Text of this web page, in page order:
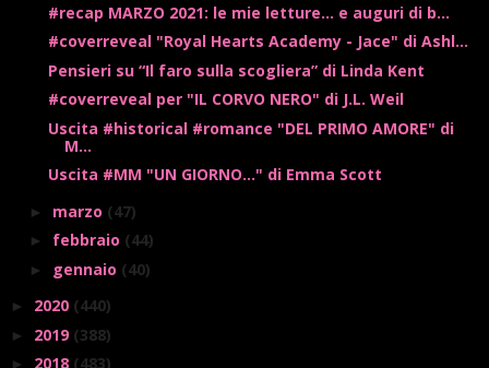
#recap MARZO 2021: le mie letture... e auguri di b...
#coverreveal "Royal Hearts Academy - Jace" di Ashl...
Pensieri su “Il faro sulla scogliera” di Linda Kent
#coverreveal per "IL CORVO NERO" di J.L. Weil
Uscita #historical #romance "DEL PRIMO AMORE" di
M...
Uscita #MM "UN GIORNO..." di Emma Scott
► marzo (47)
► febbraio (44)
► gennaio (40)
► 2020 (440)
► 2019 (388)
► 2018 (483)